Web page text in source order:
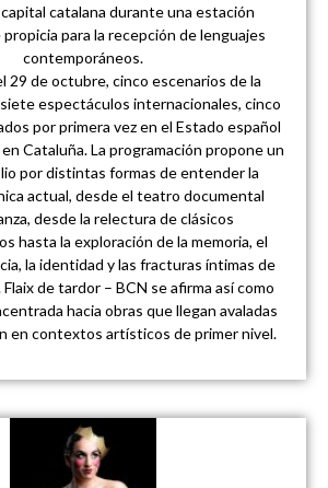
catalana durante una estación
para la recepción de lenguajes
contemporáneos.
29 de octubre, cinco escenarios de la
espectáculos internacionales, cinco
por primera vez en el Estado español
Cataluña. La programación propone un
por distintas formas de entender la
actual, desde el teatro documental
desde la relectura de clásicos
hasta la exploración de la memoria, el
la identidad y las fracturas íntimas de
de tardor – BCN se afirma así como
hacia obras que llegan avaladas
en contextos artísticos de primer nivel.